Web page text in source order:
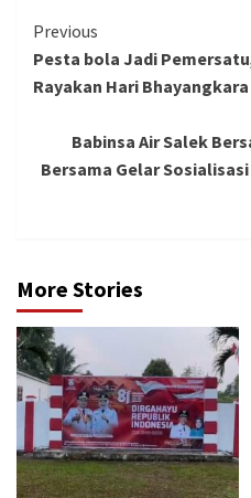
Continue
Reading
Previous
Pesta bola Jadi
Rayakan Hari
Babinsa Air Salek
Bersama Gelar
More Stories